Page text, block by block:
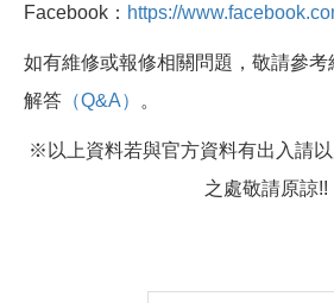
Facebook： https://
如有維修或報修相關問題，敬請參考
解答 （Q&A） 。
※以上資料若與官方資料有出入請
之處敬請原諒!!